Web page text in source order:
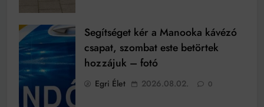
Segítséget kér a Manooka kávézó
csapat, szombat este betörtek
hozzájuk – fotó
Egri Élet 2026.08.02. 0